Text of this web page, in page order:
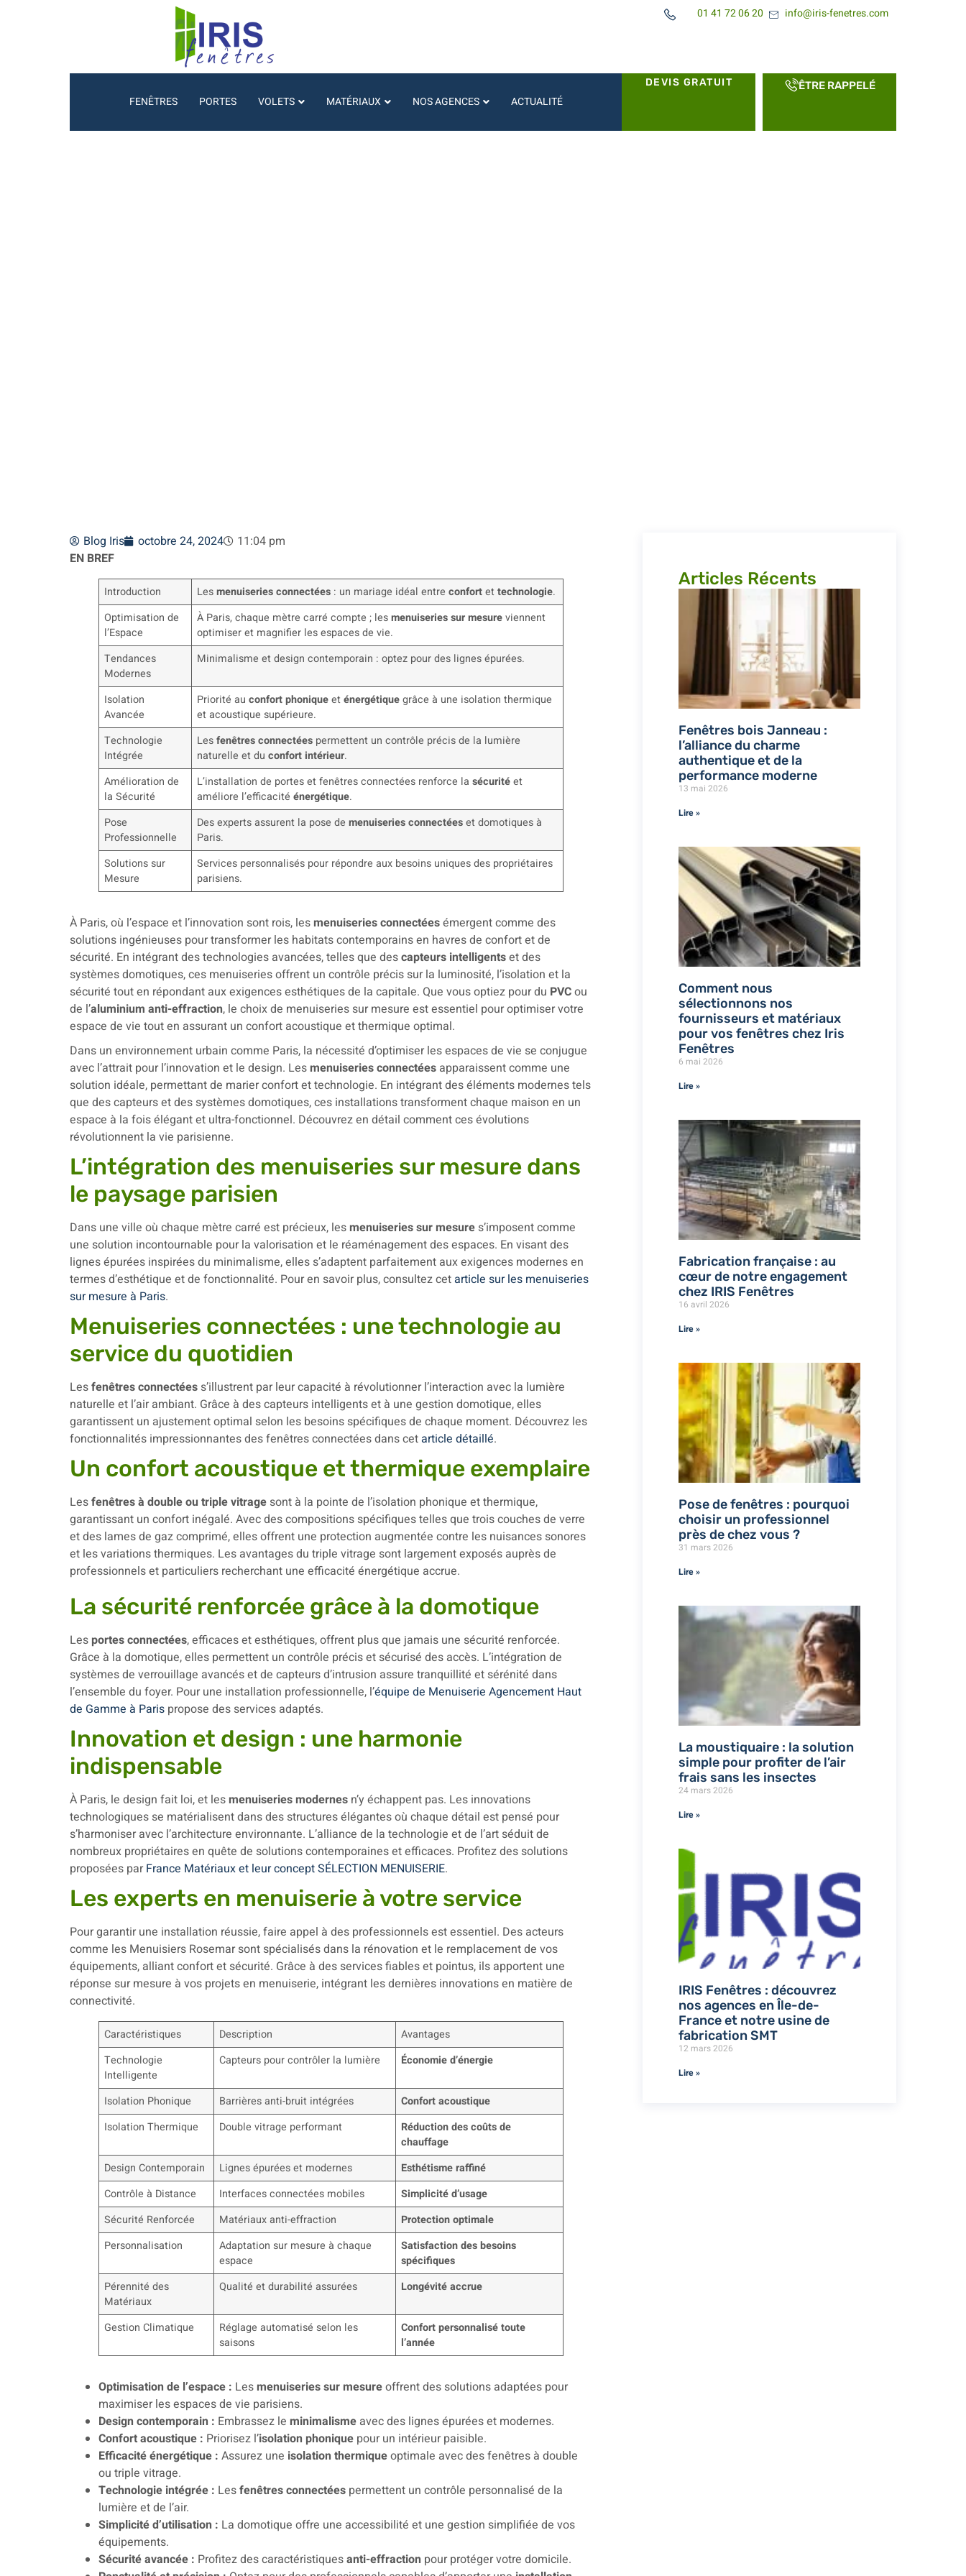
01 41 72 06 20 info@iris-fenetres.com
FENÊTRES PORTES VOLETS MATÉRIAUX NOS AGENCES ACTUALITÉ
DEVIS GRATUIT ÊTRE RAPPELÉ
Blog Iris octobre 24, 2024
11:04 pm
EN BREF
Introduction Lesmenuiseries connectées : un mariage idéal entreconfortettechnologie.
Optimisation de
l’Espace
À Paris, chaque mètre carré compte ; lesmenuiseries sur mesureviennent
optimiser et magnifier les espaces de vie.
Tendances
Modernes
Minimalisme et design contemporain : optez pour des lignes épurées.
Isolation
Avancée
Priorité auconfort phoniqueeténergétiquegrâce à une isolation thermique
et acoustique supérieure.
Technologie
Intégrée
Lesfenêtres connectées permettent un contrôle précis de la lumière
naturelle et duconfort intérieur.
Amélioration de
la Sécurité
L’installation de portes et fenêtres connectées renforce lasécuritéet
améliore l’efficacitéénergétique.
Pose
Professionnelle
Des experts assurent la pose demenuiseries connectéeset domotiques à
Paris.
Solutions sur
Mesure
Services personnalisés pour répondre aux besoins uniques des propriétaires
parisiens.
À Paris, où l’espace et l’innovation sont rois, lesmenuiseries connectéesémergent comme des
solutions ingénieuses pour transformer les habitats contemporains en havres de confort et de
sécurité. En intégrant des technologies avancées, telles que descapteurs intelligentset des
systèmes domotiques, ces menuiseries offrent un contrôle précis sur la luminosité, l’isolation et la
sécurité tout en répondant aux exigences esthétiques de la capitale. Que vous optiez pour du PVCou
de l’aluminium anti-effraction, le choix de menuiseries sur mesure est essentiel pour optimiser votre
espace de vie tout en assurant un confort acoustique et thermique optimal.
Dans un environnement urbain comme Paris, la nécessité d’optimiser les espaces de vie se conjugue
avec l’attrait pour l’innovation et le design. Lesmenuiseries connectées apparaissent comme une
solution idéale, permettant de marier confort et technologie. En intégrant des éléments modernes tels
que des capteurs et des systèmes domotiques, ces installations transforment chaque maison en un
espace à la fois élégant et ultra-fonctionnel. Découvrez en détail comment ces évolutions
révolutionnent la vie parisienne.
L’intégration des menuiseries sur mesure dans
le paysage parisien
Dans une ville où chaque mètre carré est précieux, lesmenuiseries sur mesure s’imposent comme
une solution incontournable pour la valorisation et le réaménagement des espaces. En visant des
lignes épurées inspirées du minimalisme, elles s’adaptent parfaitement aux exigences modernes en
termes d’esthétique et de fonctionnalité. Pour en savoir plus, consultez cetarticle sur les menuiseries
sur mesure à Paris.
Menuiseries connectées : une technologie au
service du quotidien
Lesfenêtres connectées s’illustrent par leur capacité à révolutionner l’interaction avec la lumière
naturelle et l’air ambiant. Grâce à des capteurs intelligents et à une gestion domotique, elles
garantissent un ajustement optimal selon les besoins spécifiques de chaque moment. Découvrez les
fonctionnalités impressionnantes des fenêtres connectées dans cetarticle détaillé.
Un confort acoustique et thermique exemplaire
Lesfenêtres à double ou triple vitrage sont à la pointe de l’isolation phonique et thermique,
garantissant un confort inégalé. Avec des compositions spécifiques telles que trois couches de verre
et des lames de gaz comprimé, elles offrent une protection augmentée contre les nuisances sonores
et les variations thermiques. Les avantages du triple vitrage sont largement exposés auprès de
professionnels et particuliers recherchant une efficacité énergétique accrue.
La sécurité renforcée grâce à la domotique
Les portes connectées, efficaces et esthétiques, offrent plus que jamais une sécurité renforcée.
Grâce à la domotique, elles permettent un contrôle précis et sécurisé des accès. L’intégration de
systèmes de verrouillage avancés et de capteurs d’intrusion assure tranquillité et sérénité dans
l’ensemble du foyer. Pour une installation professionnelle, l’équipe de Menuiserie Agencement Haut
de Gamme à Paris propose des services adaptés.
Innovation et design : une harmonie
indispensable
À Paris, le design fait loi, et lesmenuiseries modernes n’y échappent pas. Les innovations
technologiques se matérialisent dans des structures élégantes où chaque détail est pensé pour
s’harmoniser avec l’architecture environnante. L’alliance de la technologie et de l’art séduit de
nombreux propriétaires en quête de solutions contemporaines et efficaces. Profitez des solutions
proposées parFrance Matériaux et leur concept SÉLECTION MENUISERIE.
Les experts en menuiserie à votre service
Pour garantir une installation réussie, faire appel à des professionnels est essentiel. Des acteurs
comme les Menuisiers Rosemar sont spécialisés dans la rénovation et le remplacement de vos
équipements, alliant confort et sécurité. Grâce à des services fiables et pointus, ils apportent une
réponse sur mesure à vos projets en menuiserie, intégrant les dernières innovations en matière de
connectivité.
Caractéristiques Description
Avantages
Technologie
Intelligente
Capteurs pour contrôler la lumière Économie d’énergie
Isolation Phonique Barrières anti-bruit intégrées
Confort acoustique
Isolation Thermique
Double vitrage performant
Réduction des coûts de
chauffage
Design Contemporain
Lignes épurées et modernes
Esthétisme raffiné
Contrôle à Distance
Interfaces connectées mobiles
Simplicité d’usage
Sécurité Renforcée
Matériaux anti-effraction
Protection optimale
Personnalisation
Adaptation sur mesure à chaque
espace
Satisfaction des besoins
spécifiques
Pérennité des
Matériaux
Qualité et durabilité assurées Longévité accrue
Gestion Climatique
Réglage automatisé selon les
saisons
Confort personnalisé toute
l’année
Optimisation de l’espace : Lesmenuiseries sur mesureoffrent des solutions adaptées pour
maximiser les espaces de vie parisiens.
Design contemporain : Embrassez le minimalisme avec des lignes épurées et modernes.
Confort acoustique : Priorisez l’isolation phonique pour un intérieur paisible.
Efficacité énergétique : Assurez une isolation thermiqueoptimale avec des fenêtres à double
ou triple vitrage.
Technologie intégrée : Lesfenêtres connectées permettent un contrôle personnalisé de la
lumière et de l’air.
Simplicité d’utilisation : La domotique offre une accessibilité et une gestion simplifiée de vos
équipements.
Sécurité avancée : Profitez des caractéristiquesanti-effraction pour protéger votre domicile.
Articles Récents
Fenêtres bois Janneau :
l’alliance du charme
authentique et de la
performance moderne
13 mai 2026
Lire »
Comment nous
sélectionnons nos
fournisseurs et matériaux
pour vos fenêtres chez Iris
Fenêtres
6 mai 2026
Lire »
Fabrication française : au
cœur de notre engagement
chez IRIS Fenêtres
16 avril 2026
Lire »
Pose de fenêtres : pourquoi
choisir un professionnel
près de chez vous ?
31 mars 2026
Lire »
La moustiquaire : la solution
simple pour profiter de l’air
frais sans les insectes
24 mars 2026
Lire »
IRIS Fenêtres : découvrez
nos agences en Île-de-
France et notre usine de
fabrication SMT
12 mars 2026
Lire »